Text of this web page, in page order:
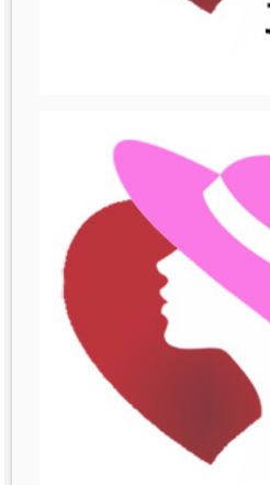
– יותר טובות אבל מרוויחות פחות
מעט מחקרים שונים
להראות
נוספים